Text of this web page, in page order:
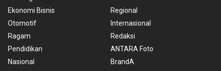
Ekonomi Bisnis
Otomotif
Ragam
Pendidikan
Nasional
Regional
Internasional
Redaksi
ANTARA Foto
BrandA